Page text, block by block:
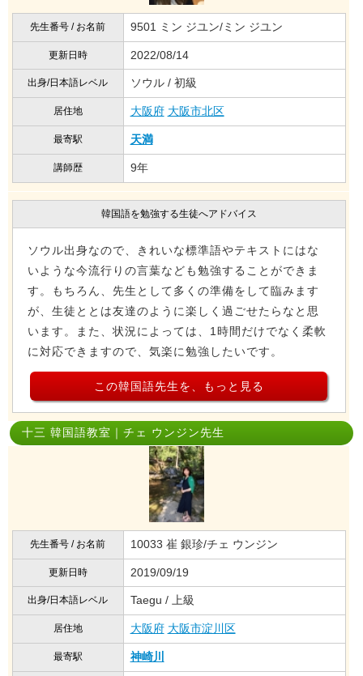
先生番号 / お名前 9501 ミン ジユン/ミン ジユン
更新日時 2022/08/14
出身/日本語レベル ソウル / 初級
居住地 大阪府 大阪市北区
最寄駅 天満
講師歴 9年
韓国語を勉強する生徒へアドバイス
ソウル出身なので、きれいな標準語やテキストにはな
いような今流行りの言葉なども勉強することができま
す。もちろん、先生として多くの準備をして臨みます
が、生徒ととは友達のように楽しく過ごせたらなと思
います。また、状況によっては、1時間だけでなく柔軟
に対応できますので、気楽に勉強したいです。
この韓国語先生を、もっと見る
十三 韓国語教室｜チェ ウンジン先生
先生番号 / お名前 10033 崔 銀珍/チェ ウンジン
更新日時 2019/09/19
出身/日本語レベル Taegu / 上級
居住地 大阪府 大阪市淀川区
最寄駅 神崎川